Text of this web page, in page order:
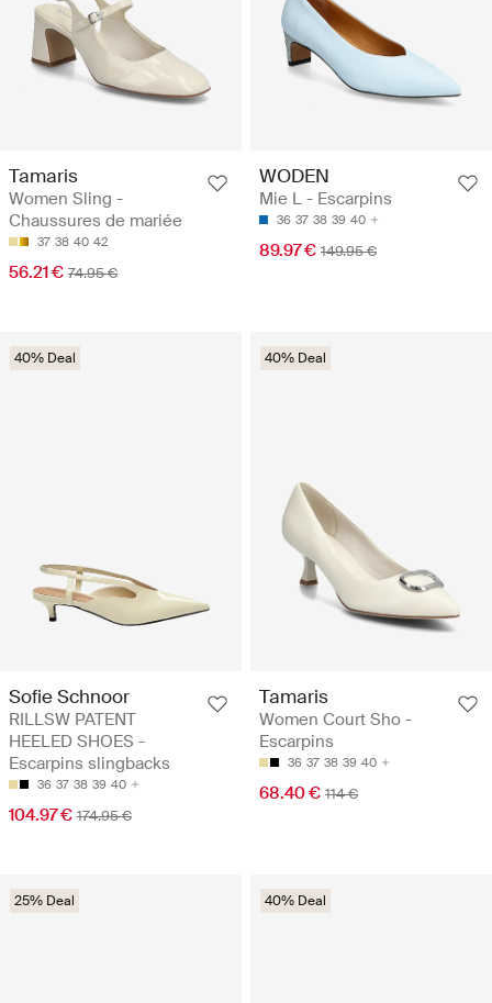
Tamaris
Women Sling -
Chaussures de mariée
37 38 40 42
56.21 € 74.95 €
WODEN
Mie L - Escarpins
36 37 38 39 40
89.97 € 149.95 €
40% Deal
Sofie Schnoor
RILLSW PATENT
HEELED SHOES -
Escarpins slingbacks
36 37 38 39 40
104.97 € 174.95 €
40% Deal
Tamaris
Women Court Sho -
Escarpins
36 37 38 39 40
68.40 € 114 €
25% Deal 40% Deal